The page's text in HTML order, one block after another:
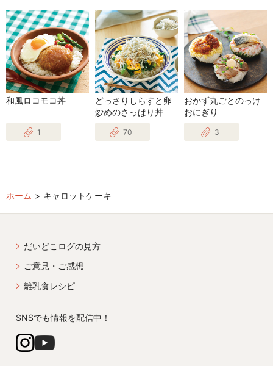
和風ロコモコ丼
1
どっさりしらすと卵
炒めのさっぱり丼
70
おかず丸ごとのっけ
おにぎり
3
ホーム キャロットケーキ
だいどこログの見方
ご意見・ご感想
離乳食レシピ
SNSでも情報を配信中！